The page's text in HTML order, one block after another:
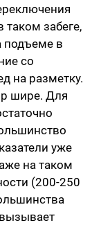
забеге,
подъеме в
со
на разметку.
шире. Для
уже
на таком
(200-250